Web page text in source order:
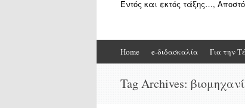
Εντός και εκτός τάξης…,
to
Home e-διδασκαλία Για την
Tag Archives: